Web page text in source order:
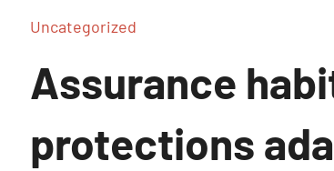
Uncategorized
Assurance
protections